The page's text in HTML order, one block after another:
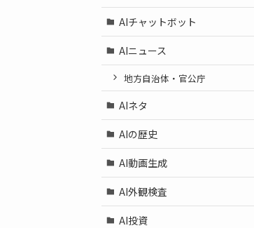
AIチャットボット
AIニュース
地方自治体・官公庁
AIネタ
AIの歴史
AI動画生成
AI外観検査
AI投資